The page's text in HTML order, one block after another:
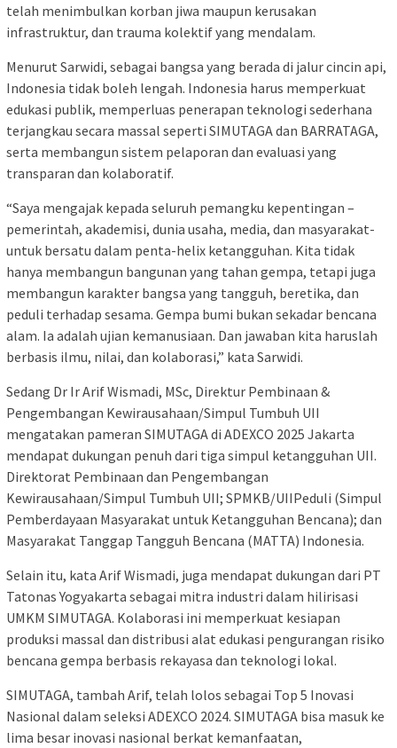
telah menimbulkan korban jiwa maupun kerusakan
infrastruktur, dan trauma kolektif yang mendalam.
Menurut Sarwidi, sebagai bangsa yang berada di jalur cincin api,
Indonesia tidak boleh lengah. Indonesia harus memperkuat
edukasi publik, memperluas penerapan teknologi sederhana
terjangkau secara massal seperti SIMUTAGA dan BARRATAGA,
serta membangun sistem pelaporan dan evaluasi yang
transparan dan kolaboratif.
“Saya mengajak kepada seluruh pemangku kepentingan –
pemerintah, akademisi, dunia usaha, media, dan masyarakat-
untuk bersatu dalam penta-helix ketangguhan. Kita tidak
hanya membangun bangunan yang tahan gempa, tetapi juga
membangun karakter bangsa yang tangguh, beretika, dan
peduli terhadap sesama. Gempa bumi bukan sekadar bencana
alam. Ia adalah ujian kemanusiaan. Dan jawaban kita haruslah
berbasis ilmu, nilai, dan kolaborasi,” kata Sarwidi.
Sedang Dr Ir Arif Wismadi, MSc, Direktur Pembinaan &
Pengembangan Kewirausahaan/Simpul Tumbuh UII
mengatakan pameran SIMUTAGA di ADEXCO 2025 Jakarta
mendapat dukungan penuh dari tiga simpul ketangguhan UII.
Direktorat Pembinaan dan Pengembangan
Kewirausahaan/Simpul Tumbuh UII; SPMKB/UIIPeduli (Simpul
Pemberdayaan Masyarakat untuk Ketangguhan Bencana); dan
Masyarakat Tanggap Tangguh Bencana (MATTA) Indonesia.
Selain itu, kata Arif Wismadi, juga mendapat dukungan dari PT
Tatonas Yogyakarta sebagai mitra industri dalam hilirisasi
UMKM SIMUTAGA. Kolaborasi ini memperkuat kesiapan
produksi massal dan distribusi alat edukasi pengurangan risiko
bencana gempa berbasis rekayasa dan teknologi lokal.
SIMUTAGA, tambah Arif, telah lolos sebagai Top 5 Inovasi
Nasional dalam seleksi ADEXCO 2024. SIMUTAGA bisa masuk ke
lima besar inovasi nasional berkat kemanfaatan,